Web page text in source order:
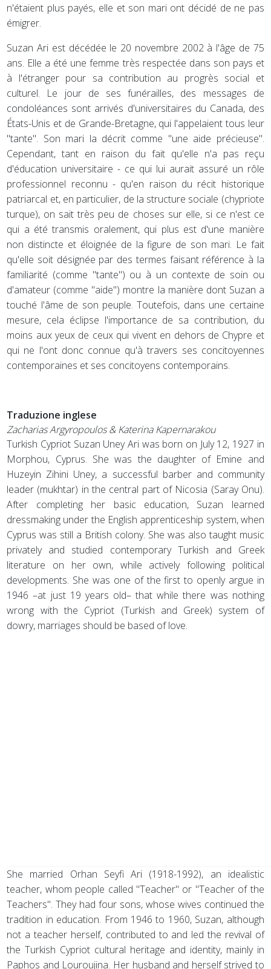
n'étaient plus payés, elle et son mari ont décidé de ne pas
émigrer.
Suzan Ari est décédée le 20 novembre 2002 à l'âge de 75
ans. Elle a été une femme très respectée dans son pays et
à l'étranger pour sa contribution au progrès social et
culturel. Le jour de ses funérailles, des messages de
condoléances sont arrivés d'universitaires du Canada, des
États-Unis et de Grande-Bretagne, qui l'appelaient tous leur
"tante". Son mari la décrit comme "une aide précieuse".
Cependant, tant en raison du fait qu'elle n'a pas reçu
d'éducation universitaire - ce qui lui aurait assuré un rôle
professionnel reconnu - qu'en raison du récit historique
patriarcal et, en particulier, de la structure sociale (chypriote
turque), on sait très peu de choses sur elle, si ce n'est ce
qui a été transmis oralement, qui plus est d'une manière
non distincte et éloignée de la figure de son mari. Le fait
qu'elle soit désignée par des termes faisant référence à la
familiarité (comme "tante") ou à un contexte de soin ou
d'amateur (comme "aide") montre la manière dont Suzan a
touché l'âme de son peuple. Toutefois, dans une certaine
mesure, cela éclipse l'importance de sa contribution, du
moins aux yeux de ceux qui vivent en dehors de Chypre et
qui ne l'ont donc connue qu'à travers ses concitoyennes
contemporaines et ses concitoyens contemporains.
Traduzione inglese
Ζacharias Argyropoulos & Katerina Kapernarakou
Turkish Cypriot Suzan Uney Ari was born on July 12, 1927 in
Morphou, Cyprus. She was the daughter of Emine and
Huzeyin Zihini Uney, a successful barber and community
leader (mukhtar) in the central part of Nicosia (Saray Onu).
After completing her basic education, Suzan learned
dressmaking under the English apprenticeship system, when
Cyprus was still a British colony. She was also taught music
privately and studied contemporary Turkish and Greek
literature on her own, while actively following political
developments. She was one of the first to openly argue in
1946 –at just 19 years old– that while there was nothing
wrong with the Cypriot (Turkish and Greek) system of
dowry, marriages should be based of love.
She married Orhan Seyfi Ari (1918-1992), an idealistic
teacher, whom people called "Teacher" or "Teacher of the
Teachers". They had four sons, whose wives continued the
tradition in education. From 1946 to 1960, Suzan, although
not a teacher herself, contributed to and led the revival of
the Turkish Cypriot cultural heritage and identity, mainly in
Paphos and Louroujina. Her husband and herself strived to